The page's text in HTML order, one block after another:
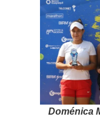
Doménica